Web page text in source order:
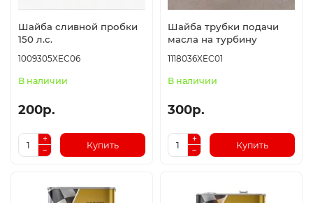
Шайба сливной пробки
150 л.с.
1009305XEC06
В наличии
200р.
Купить
Шайба трубки подачи
масла на турбину
1118036XEC01
В наличии
300р.
Купить